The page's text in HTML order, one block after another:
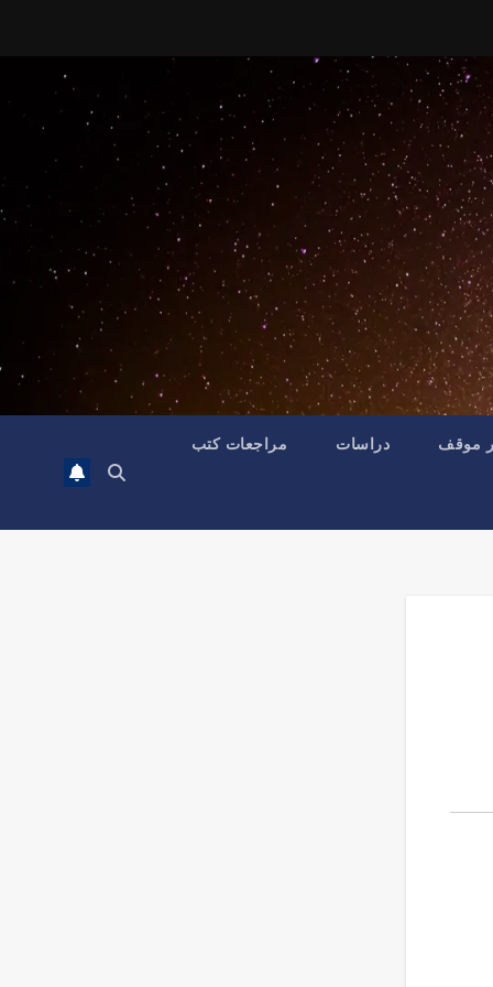
موقف دراسات مراجعات كتب